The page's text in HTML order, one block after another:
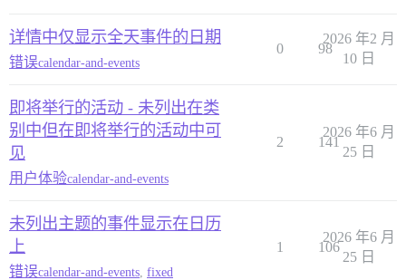
详情中仅显示全天事件的日期
错误calendar-and-events
0 98
2026 年2 月
10 日
即将举行的活动 - 未列出在类
别中但在即将举行的活动中可
见
用户体验calendar-and-events
2 141
2026 年6 月
25 日
未列出主题的事件显示在日历
上
错误calendar-and-events fixed
1 106
2026 年6 月
25 日